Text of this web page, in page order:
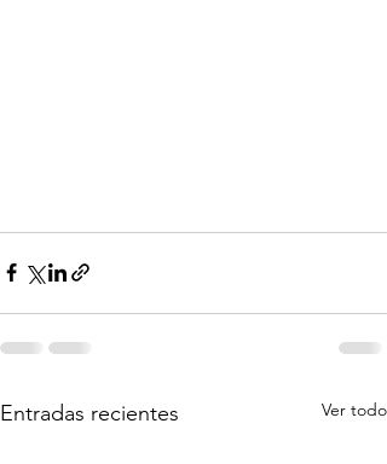
Entradas recientes Ver todo